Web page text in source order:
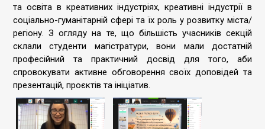
та освіта в креативних індустріях, креативні індустрії в
соціально-гуманітарній сфері та їх роль у розвитку міста/
регіону. З огляду на те, що більшість учасників секцій
склали студенти магістратури, вони мали достатній
професійний та практичний досвід для того, аби
спровокувати активне обговорення своїх доповідей та
презентацій, проєктів та ініціатив.